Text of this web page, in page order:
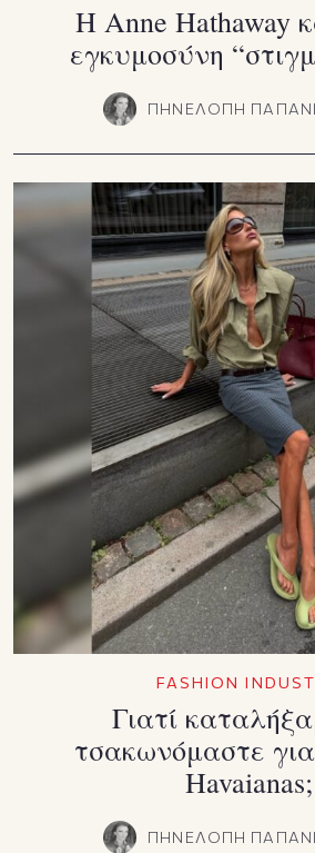
Η Anne Hathaway
εγκυμοσύνη
ΠΗΝΕΛΟΠΗ
FASHION
Γιατί
τσακωνόμαστε για
Havaianas;
ΠΗΝΕΛΟΠΗ